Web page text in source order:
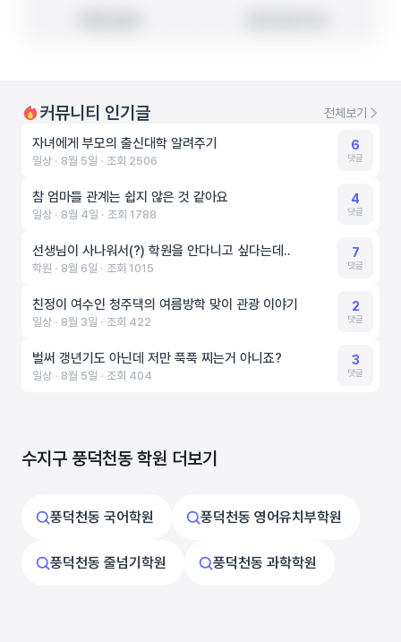
커뮤니티 인기글 전체보기
자녀에게 부모의 출신대학 알려주기
일상 ‧ 8월 5일 ‧ 조회 2506
6
댓글
참 엄마들 관계는 쉽지 않은 것 같아요
일상 ‧ 8월 4일 ‧ 조회 1788
4
댓글
선생님이 사나워서(?) 학원을 안다니고 싶다는데..
학원 ‧ 8월 6일 ‧ 조회 1015
7
댓글
친정이 여수인 청주댁의 여름방학 맞이 관광 이야기
일상 ‧ 8월 3일 ‧ 조회 422
2
댓글
벌써 갱년기도 아닌데 저만 푹푹 찌는거 아니죠?
일상 ‧ 8월 5일 ‧ 조회 404
3
댓글
수지구 풍덕천동 학원 더보기
풍덕천동 국어학원 풍덕천동 영어유치부학원
풍덕천동 줄넘기학원 풍덕천동 과학학원